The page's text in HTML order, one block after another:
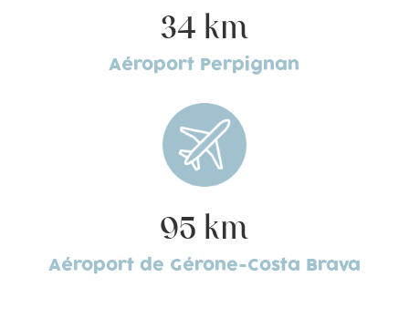
34 km
Aéroport Perpignan
95 km
Aéroport de Gérone-Costa Brava